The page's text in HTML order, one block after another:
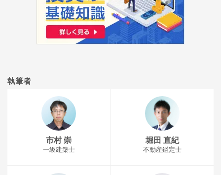
執筆者
市村 崇
一級建築士
堀田 直紀
不動産鑑定士